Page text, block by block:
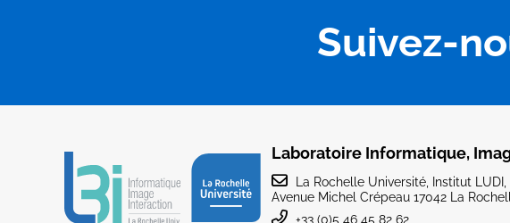
Suivez-
Laboratoire Informatique,
La Rochelle Université, Institut
Avenue Michel Crépeau 17042 La
+33 (0)5 46 45 82 62